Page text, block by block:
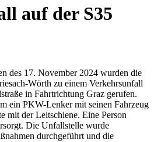
auf der S35
des 17. November 2024 wurden die
Wörth zu einem Verkehrsunfall
in Fahrtrichtung Graz gerufen.
ein PKW-Lenker mit seinen Fahrzeug
mit der Leitschiene. Eine Person
Die Unfallstelle wurde
durchgeführt und die